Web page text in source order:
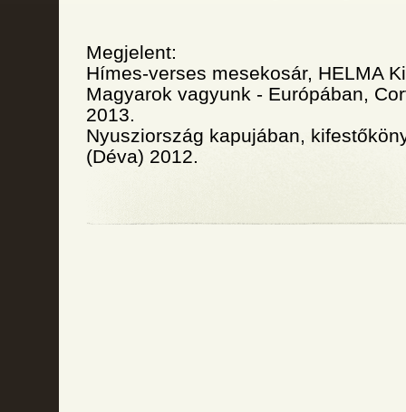
Megjelent:
Hímes-verses mesekosár, HELMA
Magyarok vagyunk - Európában,
2013.
Nyusziország kapujában,
(Déva) 2012.